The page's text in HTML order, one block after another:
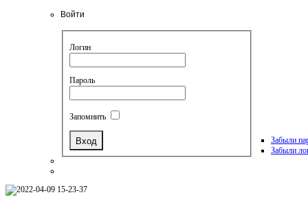
Войти
Логин
Пароль
Запомнить
Забыли
Забыли